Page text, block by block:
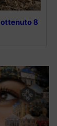
ottenuto 8